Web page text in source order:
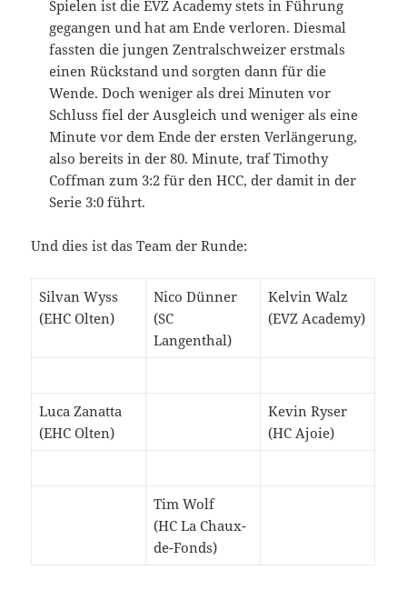
Spielen ist die EVZ Academy stets in Führung
gegangen und hat am Ende verloren. Diesmal
fassten die jungen Zentralschweizer erstmals
einen Rückstand und sorgten dann für die
Wende. Doch weniger als drei Minuten vor
Schluss fiel der Ausgleich und weniger als eine
Minute vor dem Ende der ersten Verlängerung,
also bereits in der 80. Minute, traf Timothy
Coffman zum 3:2 für den HCC, der damit in der
Serie 3:0 führt.
Und dies ist das Team der Runde:
Silvan Wyss
(EHC Olten)
Nico Dünner
(SC
Langenthal)
Kelvin Walz
(EVZ Academy)
Luca Zanatta
(EHC Olten)
Kevin Ryser
(HC Ajoie)
Tim Wolf
(HC La Chaux-
de-Fonds)